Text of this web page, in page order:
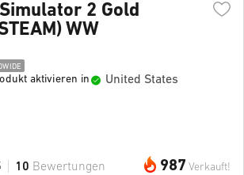
2 Gold
WW
aktivieren in United States
987 Verkauft!
10 Bewertungen